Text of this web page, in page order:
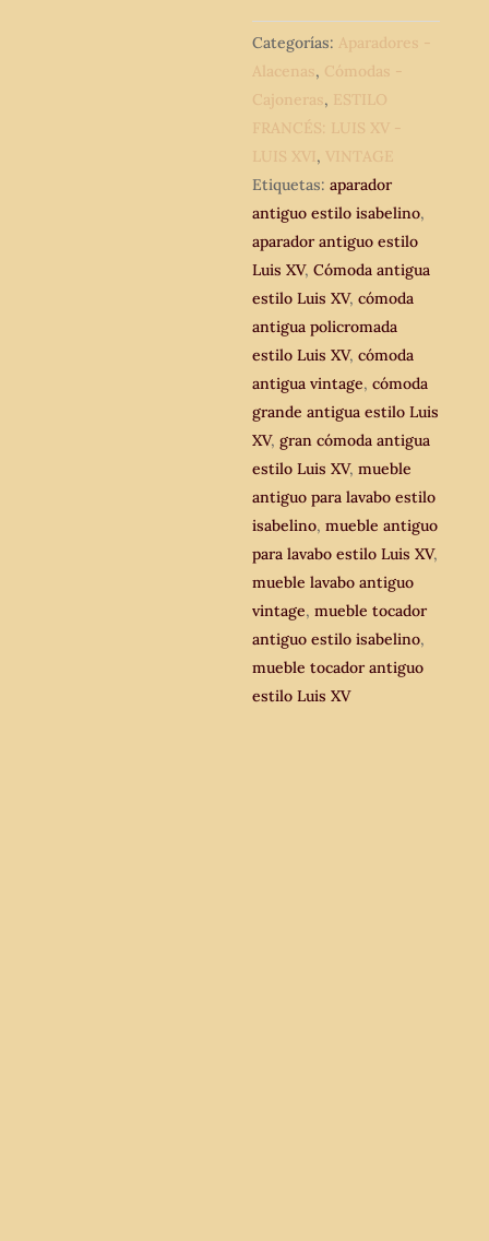
cm.
Aparador
antiguo
vintage
estilo
isabelino.
Mueble
tocador
lavabo
antiguo
vintage.
cantidad
Categorías: Aparadores -
Alacenas, Cómodas -
Cajoneras, ESTILO
FRANCÉS: LUIS XV -
LUIS XVI, VINTAGE
Etiquetas:aparador
antiguo estilo isabelino,
aparador antiguo estilo
Luis XV,Cómoda antigua
estilo Luis XV,cómoda
antigua policromada
estilo Luis XV,cómoda
antigua vintage,cómoda
grande antigua estilo Luis
XV,gran cómoda antigua
estilo Luis XV,mueble
antiguo para lavabo estilo
isabelino,mueble antiguo
para lavabo estilo Luis XV,
mueble lavabo antiguo
vintage,mueble tocador
antiguo estilo isabelino,
mueble tocador antiguo
estilo Luis XV